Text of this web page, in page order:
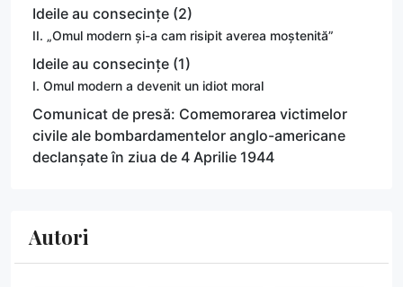
Ideile au consecințe (2)
II. „Omul modern și-a cam risipit averea moștenită”
Ideile au consecințe (1)
I. Omul modern a devenit un idiot moral
Comunicat de presă: Comemorarea victimelor
civile ale bombardamentelor anglo-americane
declanșate în ziua de 4 Aprilie 1944
Autori